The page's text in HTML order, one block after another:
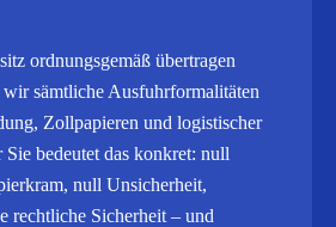
ordnungsgemäß übertragen
sämtliche Ausfuhrformalitäten
Zollpapieren und logistischer
Sie bedeutet das konkret: null
null Unsicherheit,
rechtliche Sicherheit – und